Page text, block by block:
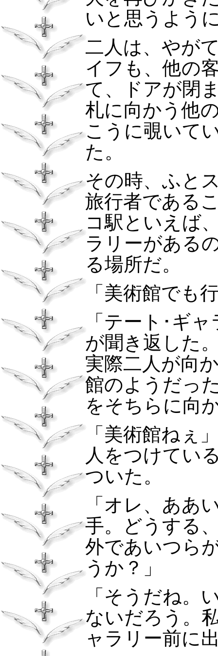
いと思うよう
二人は、やが
イフも、他の
て、ドアが閉
札に向かう他
こうに覗いて
た。
その時、ふと
旅行者である
コ駅といえば
ラリーがある
る場所だ。
「美術館でも
「テート･ギ
が聞き返した
実際二人が向
館のようだっ
をそちらに向
「美術館ねぇ
人をつけてい
ついた。
「オレ、ああ
手。どうする
外であいつら
うか？」
「そうだね。
ないだろう。
ャラリー前に